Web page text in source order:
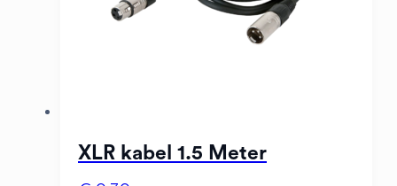
XLR kabel 1.5 Meter